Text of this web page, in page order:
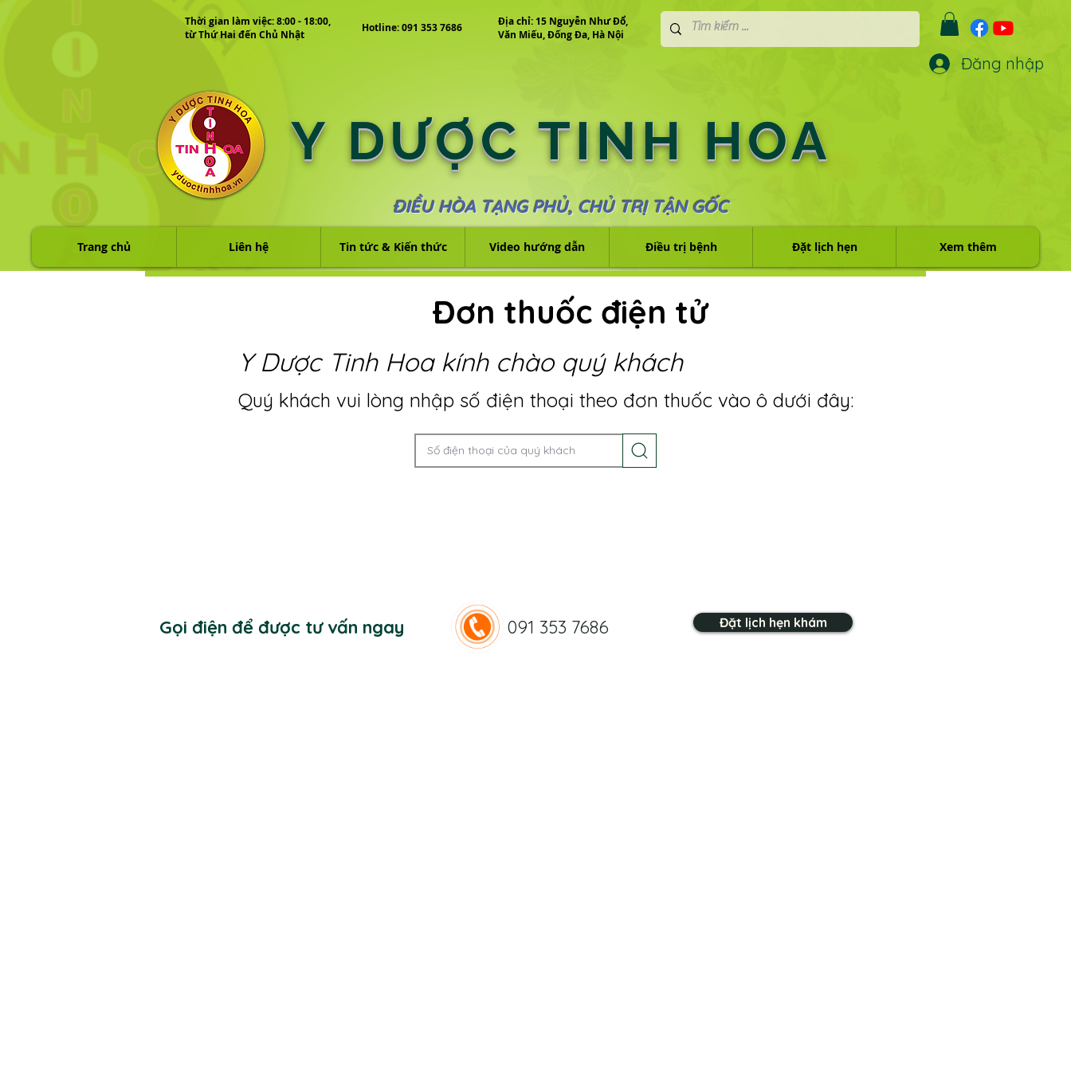
Đăng nhập
Thời gian làm việc: 8:00 - 18:00,
từ Thứ Hai đến Chủ Nhật
Hotline: 091 353 7686
Địa chỉ: 15 Nguyễn Như Đổ,
Văn Miếu, Đống Đa, Hà Nội
Y DƯỢC TINH HOA
ĐIỀU HÒA TẠNG PHỦ, CHỦ TRỊ TẬN GỐC
Trang chủ Liên hệ Tin tức & Kiến thức Video hướng dẫn Điều trị bệnh Đặt lịch hẹn Xem thêm
Đơn thuốc điện tử
Y Dược Tinh Hoa kính chào quý khách
Quý khách vui lòng nhập số điện thoại theo đơn thuốc vào ô dưới đây:
Gọi điện để được tư vấn ngay 091 353 7686 Đặt lịch hẹn khám